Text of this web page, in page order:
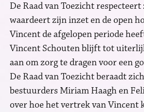
De Raad van Toezicht
waardeert zijn inzet en de open
Vincent de afgelopen periode
Vincent Schouten blijft tot
aan om zorg te dragen voor een
De Raad van Toezicht beraadt
bestuurders Miriam Haagh en
over hoe het vertrek van Vincent